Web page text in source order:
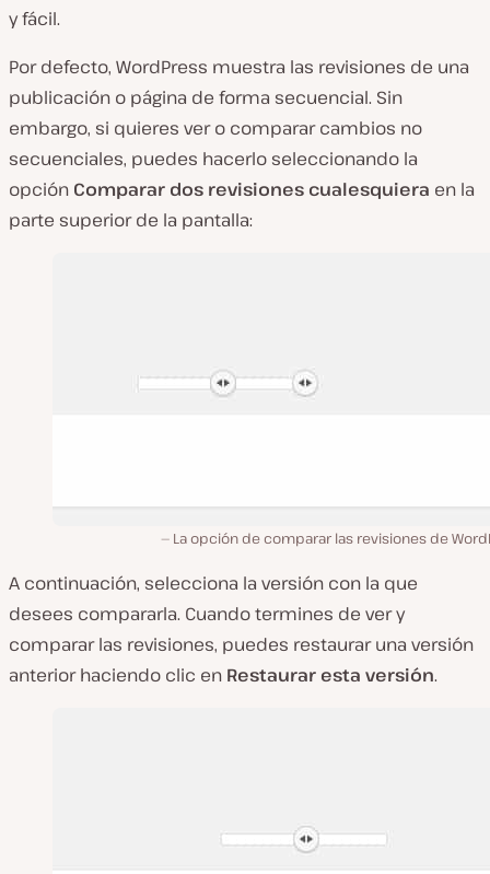
y fácil.
Por defecto, WordPress muestra las revisiones de una
publicación o página de forma secuencial. Sin
embargo, si quieres ver o comparar cambios no
secuenciales, puedes hacerlo seleccionando la
opción Comparar dos revisiones cualesquiera en la
parte superior de la pantalla:
La opción de comparar las revisiones de
A continuación, selecciona la versión con la que
desees compararla. Cuando termines de ver y
comparar las revisiones, puedes restaurar una versión
anterior haciendo clic en Restaurar esta versión.